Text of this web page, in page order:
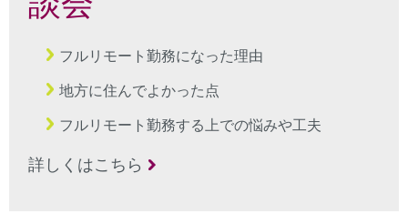
フルリモート勤務になった理由
地方に住んでよかった点
フルリモート勤務する上での悩みや工夫
詳しくはこちら